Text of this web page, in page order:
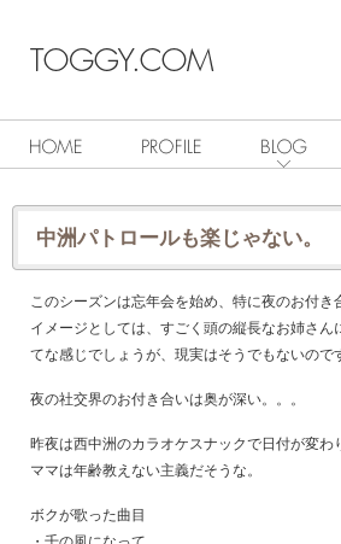
中洲パトロールも楽じゃない。
このシーズンは忘年会を始め、特に夜のお付き
イメージとしては、すごく頭の縦長なお姉さん
てな感じでしょうが、現実はそうでもないので
夜の社交界のお付き合いは奥が深い。。。
昨夜は西中洲のカラオケスナックで日付が変わ
ママは年齢教えない主義だそうな。
ボクが歌った曲目